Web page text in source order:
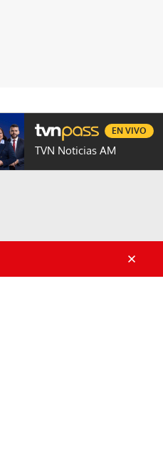
PROGRAMAS GENTE TVN
TVN Noticias AM
EN VIVO